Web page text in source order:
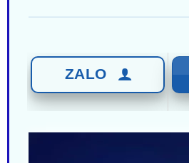
ZALO